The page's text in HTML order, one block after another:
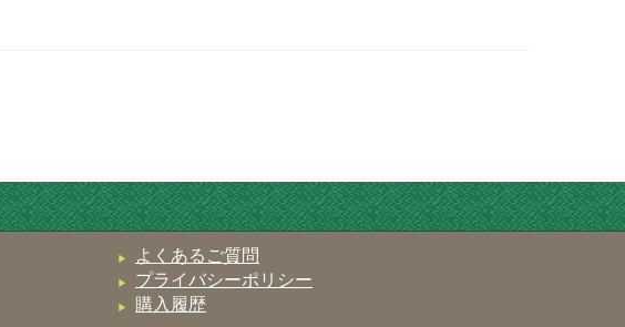
よくあるご質問
プライバシーポリシー
購入履歴